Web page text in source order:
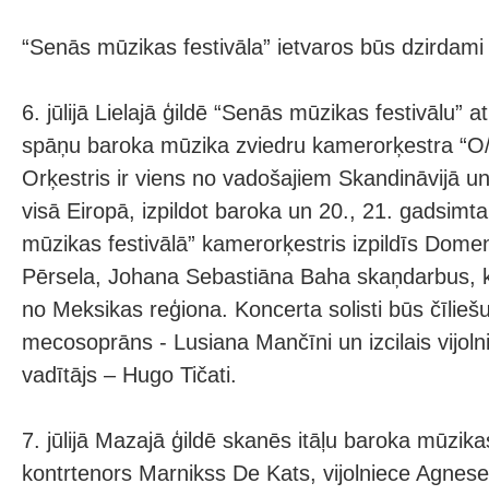
“Senās mūzikas festivāla” ietvaros būs
6. jūlijā Lielajā ģildē “Senās mūzikas festivālu”
spāņu baroka mūzika zviedru kamerorķestra
Orķestris ir viens no vadošajiem Skandināvijā
visā Eiropā, izpildot baroka un 20., 21.
mūzikas festivālā” kamerorķestris izpildīs
Pērsela, Johana Sebastiāna Baha skaņdarbus,
no Meksikas reģiona. Koncerta solisti būs
mecosoprāns - Lusiana Mančīni un izcilais
vadītājs – Hugo Tičati.
7. jūlijā Mazajā ģildē skanēs itāļu baroka
kontrtenors Marnikss De Kats, vijolniece